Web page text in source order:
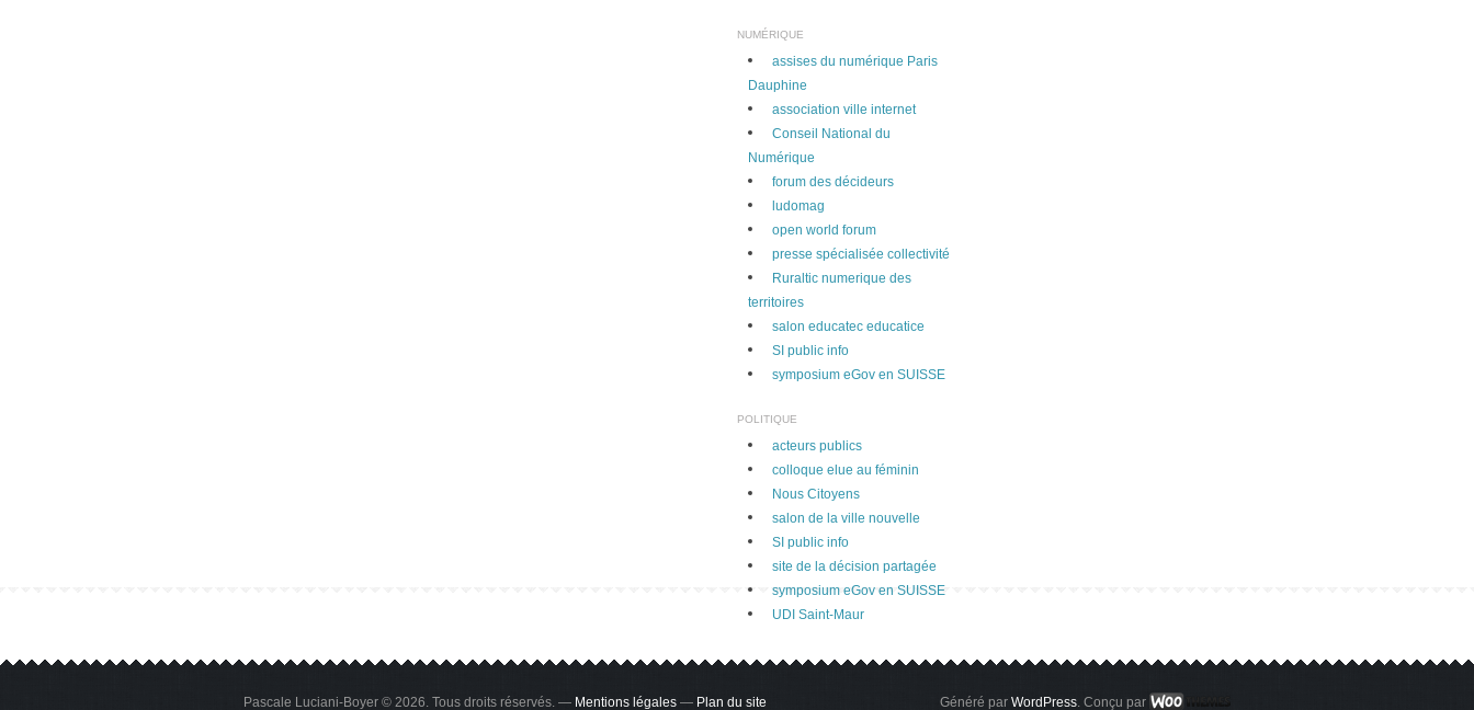
NUMÉRIQUE
assises du numérique Paris
Dauphine
association ville internet
Conseil National du
Numérique
forum des décideurs
ludomag
open world forum
presse spécialisée collectivité
Ruraltic numerique des
territoires
salon educatec educatice
SI public info
symposium eGov en SUISSE
POLITIQUE
acteurs publics
colloque elue au féminin
Nous Citoyens
salon de la ville nouvelle
SI public info
site de la décision partagée
symposium eGov en SUISSE
UDI Saint-Maur
Pascale Luciani-Boyer © 2026. Tous droits réservés. — Mentions légales — Plan du site Généré par WordPress. Conçu par